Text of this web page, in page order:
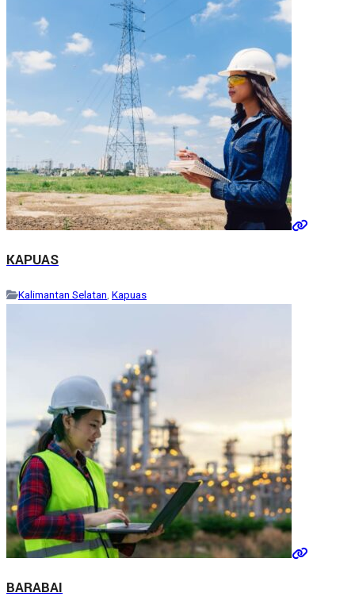
KAPUAS
Kalimantan Selatan Kapuas
BARABAI